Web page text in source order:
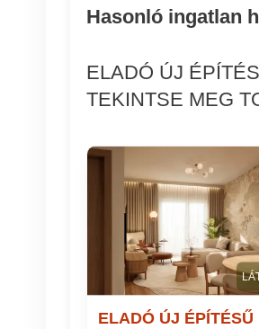
Hasonló ingatlan
ELADÓ ÚJ
TEKINTSE MEG
ELADÓ ÚJ ÉPÍTÉSŰ